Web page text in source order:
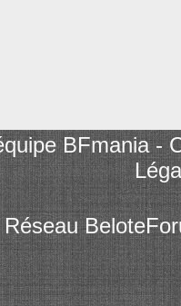
BFmania-